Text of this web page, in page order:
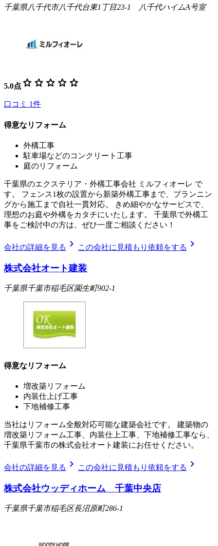
千葉県八千代市八千代台東1丁目23-1 八千代ハイムA号室
5.0点 star star star star star
口コミ 1件
得意なリフォーム
外構工事
駐車場などのコンクリート工事
庭のリフォーム
千葉県のエクステリア・外構工事会社 ミルフィオーレ で
す。 フェンス1枚の設置から新築外構工事まで、プランニン
グから施工まで自社一貫対応。 きめ細やかなサービスで、
理想のお庭や外構をカタチにいたします。 千葉県で外構工
事をご検討中の方は、ぜひ一度ご相談ください！
会社の詳細を見る chevron_right この会社に見積もり依頼をする chevron_right
株式会社オート建装
千葉県千葉市稲毛区園生町902-1
得意なリフォーム
増改築リフォーム
内装仕上げ工事
下地補修工事
当社はリフォーム全般対応可能な建築会社です。 建築物の
増改築リフォーム工事、内装仕上工事、下地補修工事なら、
千葉県千葉市の株式会社オート建装にお任せください。
会社の詳細を見る chevron_right この会社に見積もり依頼をする chevron_right
株式会社ウッディホーム 千葉中央店
千葉県千葉市稲毛区長沼原町286-1